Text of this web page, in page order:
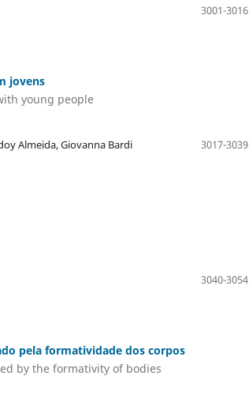
3001-3016
jovens
young people
Almeida, Giovanna Bardi
3017-3039
3040-3054
pela formatividade dos corpos
by the formativity of bodies